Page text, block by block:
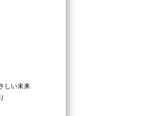
しい未来